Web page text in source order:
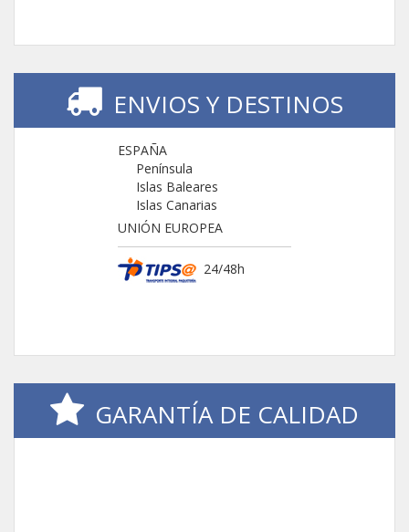
ENVIOS Y DESTINOS
ESPAÑA
Península
Islas Baleares
Islas Canarias
UNIÓN EUROPEA
24/48h
GARANTÍA DE CALIDAD